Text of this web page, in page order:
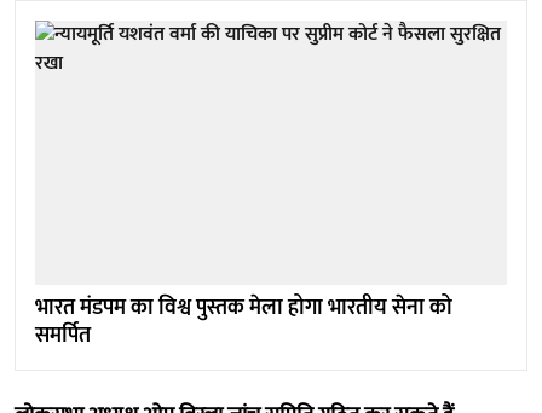
भारत मंडपम का विश्व पुस्तक मेला होगा भारतीय सेना को
समर्पित